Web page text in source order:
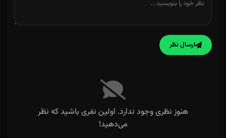
ارسال نظر
هنوز نظری وجود ندارد. اولین نفری باشید که نظر
می‌دهید!